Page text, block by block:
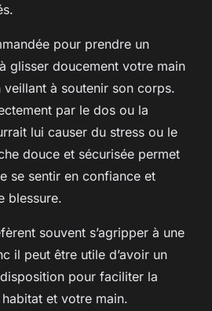
pour prendre un
glisser doucement votre main
veillant à soutenir son corps.
par le dos ou la
lui causer du stress ou le
douce et sécurisée permet
se sentir en confiance et
blessure.
souvent s’agripper à une
il peut être utile d’avoir un
pour faciliter la
et votre main.